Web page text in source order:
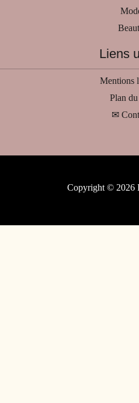
Liens
Mentions
Plan
✉
Copyright © 2026